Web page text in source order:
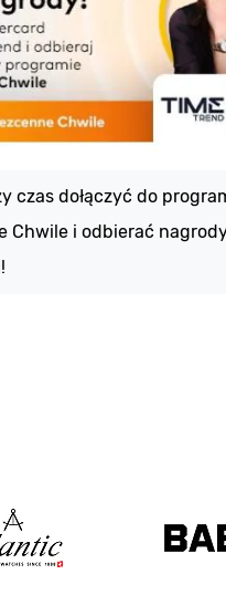
czas dołączyć do
Chwile i odbierać